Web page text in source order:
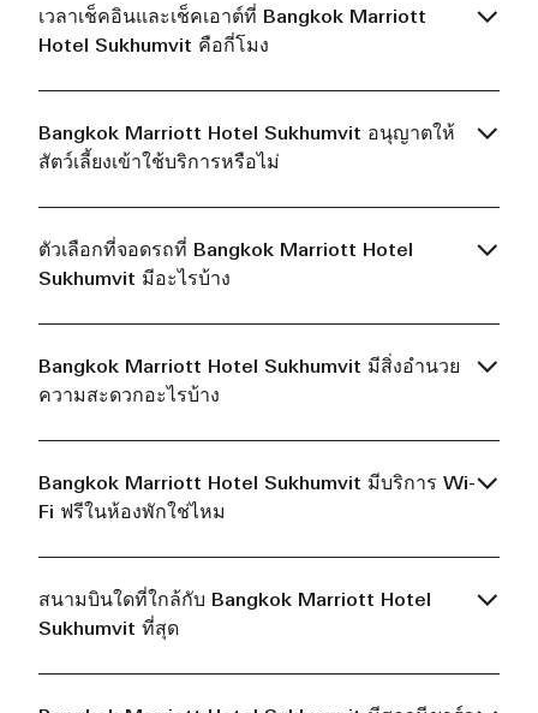
เวลาเช็คอินและเช็คเอาต์ที่ Bangkok Marriott
Hotel Sukhumvit คือกี่โมง
Bangkok Marriott Hotel Sukhumvit อนุญาตให้
สัตว์เลี้ยงเข้าใช้บริการหรือไม่
ตัวเลือกที่จอดรถที่ Bangkok Marriott Hotel
Sukhumvit มีอะไรบ้าง
Bangkok Marriott Hotel Sukhumvit มีสิ่งอำนวย
ความสะดวกอะไรบ้าง
Bangkok Marriott Hotel Sukhumvit มีบริการ Wi-
Fi ฟรีในห้องพักใช่ไหม
สนามบินใดที่ใกล้กับ Bangkok Marriott Hotel
Sukhumvit ที่สุด